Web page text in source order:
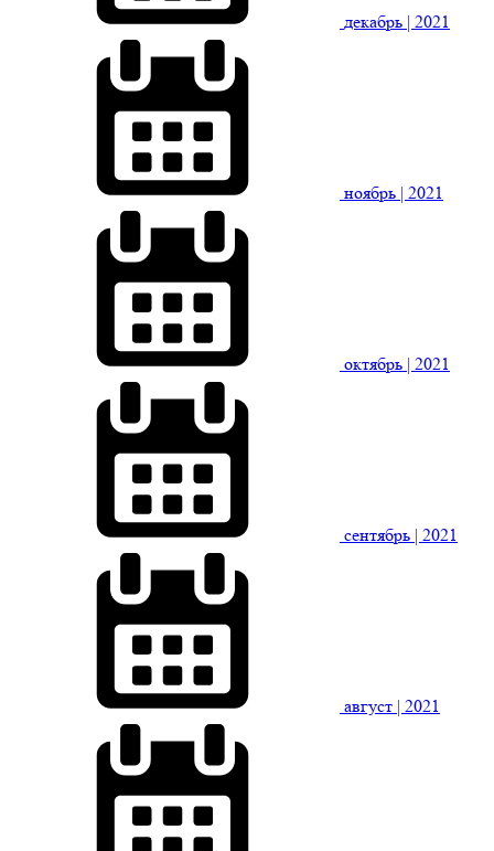
декабрь | 2021
ноябрь | 2021
октябрь | 2021
сентябрь | 2021
август | 2021